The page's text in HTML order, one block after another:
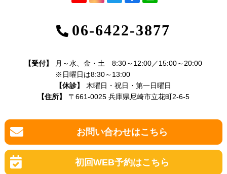
06-6422-3877
【受付】
月～水、金・土 8:30～12:00／15:00～20:00
※日曜日は8:30～13:00
【休診】
木曜日・祝日・第一日曜日
【住所】
〒661-0025 兵庫県尼崎市立花町2-6-5
お問い合わせはこちら
初回WEB予約はこちら